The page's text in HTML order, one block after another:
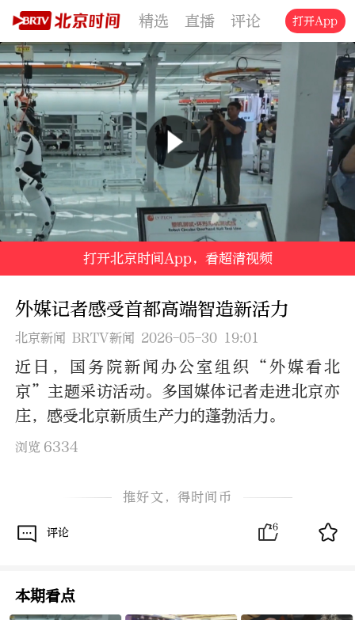
精选 直播 评论 交通 文旅
打开App
打开北京时间App，看超清视频
外媒记者感受首都高端智造新活力
北京新闻 BRTV新闻 2026-05-30 19:01
近日，国务院新闻办公室组织“外媒看北
京”主题采访活动。多国媒体记者走进北京亦
庄，感受北京新质生产力的蓬勃活力。
浏览 6334
推好文，得时间币
评论 6
本期看点